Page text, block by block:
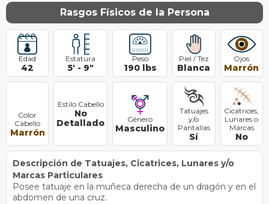
Rasgos Físicos de la Persona
Edad
42
Estatura
5' - 9"
Peso
190 lbs
Piel / Tez
Blanca
Ojos
Marrón
Color
Cabello
Marrón
Estilo Cabello
No
Detallado
Género
Masculino
Tatuajes
y/o
Pantallas
Sí
Cicatrices,
Lunares o
Marcas
No
Descripción de Tatuajes, Cicatrices, Lunares y/o
Marcas Particulares
Posee tatuaje en la muñeca derecha de un dragón y en el
abdomen de una cruz.